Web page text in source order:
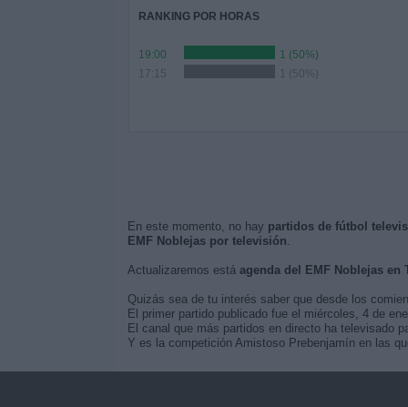
RANKING POR HORAS
19:00
1 (50%)
17:15
1 (50%)
En este momento, no hay partidos de fútbol
EMF Noblejas por televisión.
Actualizaremos está agenda del EMF Noblejas en
Quizás sea de tu interés saber que desde los
El primer partido publicado fue el miércoles, 4 de
El canal que más partidos en directo ha televisado
Y es la competición Amistoso Prebenjamín en las